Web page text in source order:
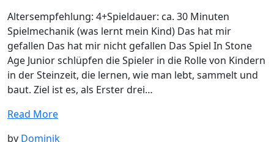
Altersempfehlung: 4+Spieldauer: ca. 30 Minuten
Spielmechanik (was lernt mein Kind) Das hat mir
gefallen Das hat mir nicht gefallen Das Spiel In Stone
Age Junior schlüpfen die Spieler in die Rolle von Kindern
in der Steinzeit, die lernen, wie man lebt, sammelt und
baut. Ziel ist es, als Erster drei…
Read More
by Dominik